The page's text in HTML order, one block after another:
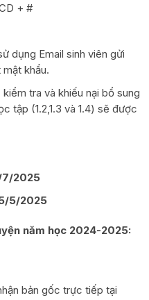
+ #
dụng Email sinh viên gửi
khẩu.
tra và khiếu nại bổ sung
tập (1.2,1.3 và 1.4) sẽ được
7/2025
5/2025
năm học 2024-2025:
bản gốc trực tiếp tại